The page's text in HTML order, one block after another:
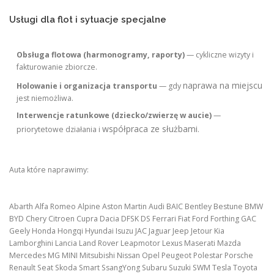
Usługi dla flot i sytuacje specjalne
Obsługa flotowa (harmonogramy, raporty)— cykliczne wizyty i
fakturowanie zbiorcze.
Holowanie i organizacja transportu — gdynaprawa na miejscu
jest niemożliwa.
Interwencje ratunkowe (dziecko/zwierzę w aucie)—
priorytetowe działania iwspółpraca ze służbami.
Auta które naprawimy:
Abarth Alfa Romeo Alpine Aston Martin Audi BAIC Bentley Bestune BMW
BYD Chery Citroen Cupra Dacia DFSK DS Ferrari Fiat Ford Forthing GAC
Geely Honda Hongqi Hyundai Isuzu JAC Jaguar Jeep Jetour Kia
Lamborghini Lancia Land Rover Leapmotor Lexus Maserati Mazda
Mercedes MG MINI Mitsubishi Nissan Opel Peugeot Polestar Porsche
Renault Seat Skoda Smart SsangYong Subaru Suzuki SWM Tesla Toyota